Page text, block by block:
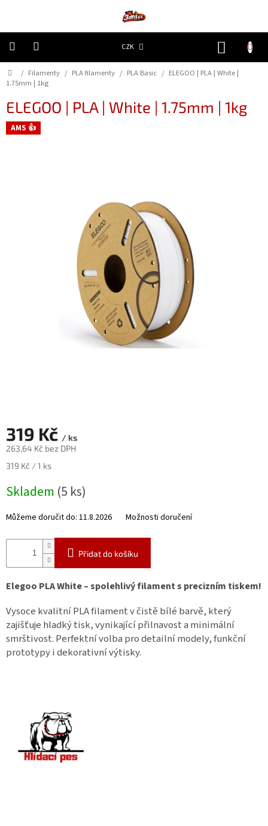
CZK
Tiskárny
Filamenty
Značky
Měna
Přihlášení
Domů
/ Filamenty / PLA filamenty / PLA Basic / ELEGOO | PLA | White |
1.75mm | 1kg
ELEGOO | PLA | White | 1.75mm | 1kg
AMS 👍
319 Kč / ks
263,64 Kč bez DPH
Měrná
319 Kč / 1 ks
Skladem (5 ks)
Můžeme doručit do: 11.8.2026 Možnosti doručení
Přidat do košíku
Elegoo PLA White – spolehlivý filament s precizním tiskem!
Vysoce kvalitní PLA filament v čistě bílé barvě, který
zajišťuje hladký tisk, vynikající přilnavost a minimální
smrštivost. Perfektní volba pro detailní modely, funkční
prototypy i dekorativní výtisky.